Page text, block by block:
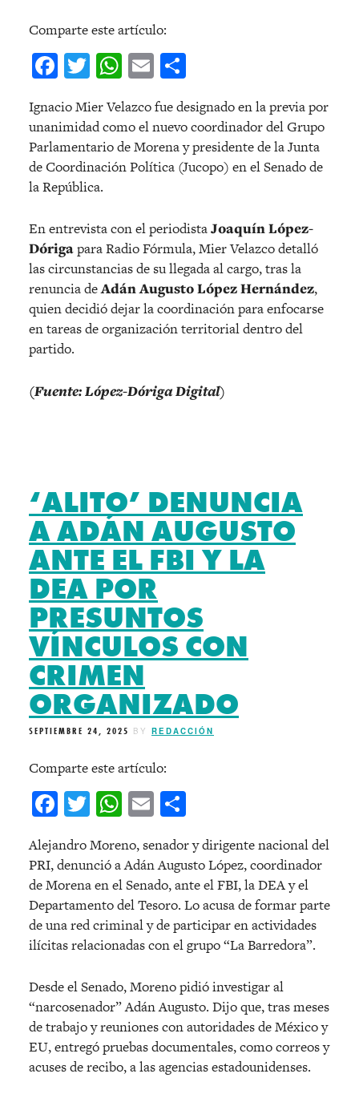
Comparte este artículo:
Facebook
Twitter
WhatsApp
Email
Ignacio Mier Velazco fue designado en la previa por
unanimidad como el nuevo coordinador del Grupo
Parlamentario de Morena y presidente de la Junta
de Coordinación Política (Jucopo) en el Senado de
la República.
En entrevista con el periodistaJoaquín López-
Dórigapara Radio Fórmula, Mier Velazco detalló
las circunstancias de su llegada al cargo, tras la
renuncia deAdán Augusto López Hernández,
quien decidió dejar la coordinación para enfocarse
en tareas de organización territorial dentro del
partido.
(Fuente: López-Dóriga Digital)
‘ALITO’ DENUNCIA
A ADÁN AUGUSTO
ANTE EL FBI Y LA
DEA POR
PRESUNTOS
VÍNCULOS CON
CRIMEN
ORGANIZADO
SEPTIEMBRE 24, 2025 BY REDACCIÓN
Comparte este artículo:
Facebook
Twitter
WhatsApp
Email
Alejandro Moreno, senador y dirigente nacional del
PRI, denunció a Adán Augusto López, coordinador
de Morena en el Senado, ante el FBI, la DEA y el
Departamento del Tesoro. Lo acusa de formar parte
de una red criminal y de participar en actividades
ilícitas relacionadas con el grupo “La Barredora”.
Desde el Senado, Moreno pidió investigar al
“narcosenador” Adán Augusto. Dijo que, tras meses
de trabajo y reuniones con autoridades de México y
EU, entregó pruebas documentales, como correos y
acuses de recibo, a las agencias estadounidenses.